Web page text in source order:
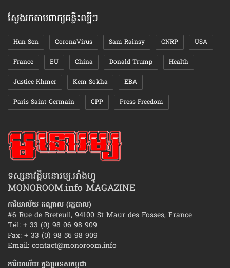
ស្វែងរកតាមពាក្យគន្លឹះល្បីៗ
Hun Sen CoronaVirus Sam Rainsy CNRP USA
France EU China Donald Trump Health
Justice Khmer Kem Sokha EBA
Paris Saint-Germain CPP Press Freedom
ទស្សនាវដ្ដីមនោរម្យ.អាំងហ្វូ
MONOROOM.info MAGAZINE
ការិយាល័យ កណ្ដាល (រដ្ឋបាល)
#6 Rue de Breteuil, 94100 St Maur des Fosses, France
Tél: + 33 (0) 98 06 98 909
Fax: + 33 (0) 98 56 98 909
Email: contact@monoroom.info
ការិយាល័យ ក្នុង​ប្រទេស​កម្ពុជា